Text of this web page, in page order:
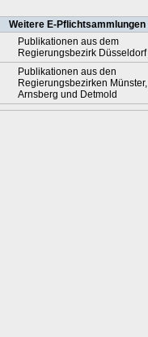
Weitere E-Pflichtsammlungen
Publikationen aus dem
Regierungsbezirk Düsseldorf
Publikationen aus den
Regierungsbezirken Münster,
Arnsberg und Detmold